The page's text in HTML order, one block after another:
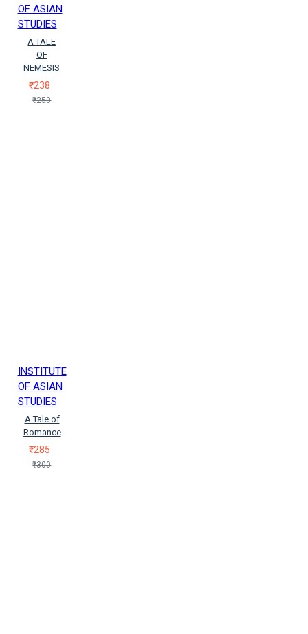
OF ASIAN
STUDIES
A TALE
OF
NEMESIS
₹238
₹250
INSTITUTE
OF ASIAN
STUDIES
A Tale of
Romance
₹285
₹300